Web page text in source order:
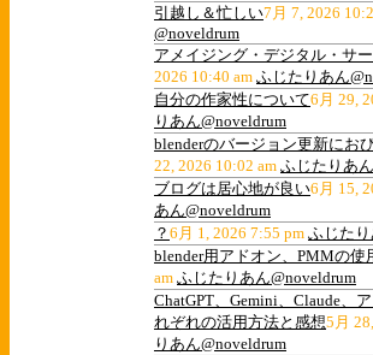
引越し＆忙しい7月 7, 2026
@noveldrum
アメイジング・デジタル・サ
2026 10:40 am ふじたりあん
自分の作家性について6月 29,
りあん@noveldrum
blenderのバージョン更新にお
22, 2026 10:02 am ふじたりあ
ブログは居心地が良い6月 15,
あん@noveldrum
？ 6月 1, 2026 7:55 pm ふじた
blender用アドオン、PMMの使
am ふじたりあん@noveldrum
ChatGPT、Gemini、Claude、
れぞれの活用方法と感想5月
りあん@noveldrum